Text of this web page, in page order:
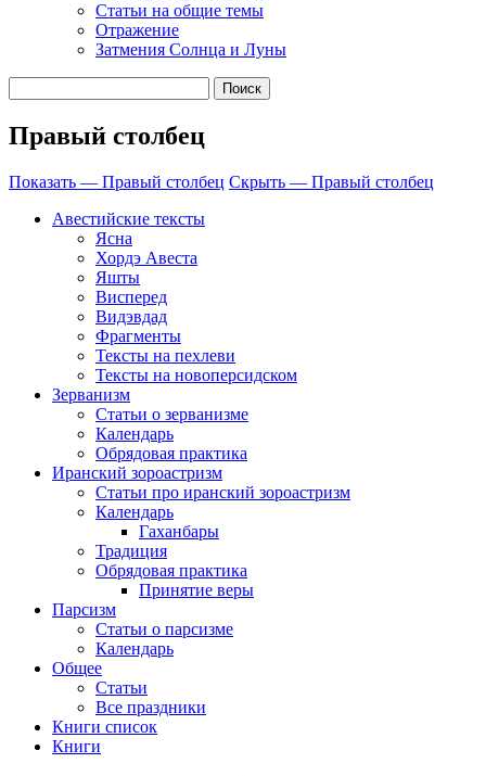
Cтатьи на общие темы
Отражение
Затмения Солнца и Луны
Правый столбец
Показать — Правый столбец Скрыть — Правый столбец
Авестийские тексты
Ясна
Хордэ Авеста
Яшты
Висперед
Видэвдад
Фрагменты
Тексты на пехлеви
Тексты на новоперсидском
Зерванизм
Статьи о зерванизме
Календарь
Обрядовая практика
Иранский зороастризм
Статьи про иранский зороастризм
Календарь
Гаханбары
Традиция
Обрядовая практика
Принятие веры
Парсизм
Статьи о парсизме
Календарь
Общее
Статьи
Все праздники
Книги список
Книги